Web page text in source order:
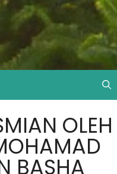
OLEH
BASHA